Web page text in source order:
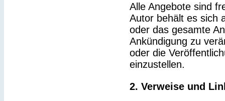
Alle Angebote sind
Autor behält es sich
oder das gesamte
Ankündigung zu
oder die
einzustellen.
2. Verweise und